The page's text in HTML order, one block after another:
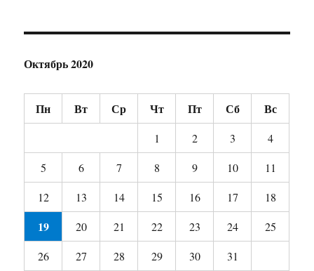
Октябрь 2020
Пн Вт Ср Чт Пт Сб Вс
1 2 3
4
5
6 7 8 9 10
11
12
13 14 15 16 17 18
19 20 21 22 23 24
25
26
27 28 29 30
31